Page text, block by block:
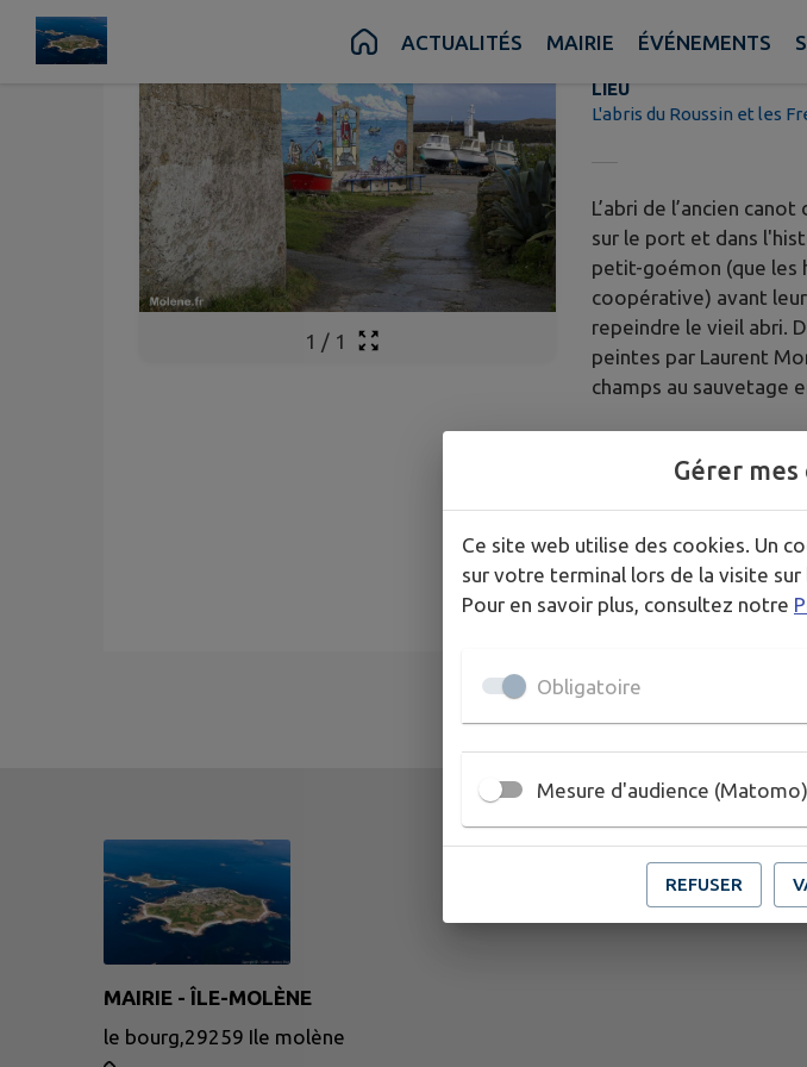
Contenu Pied de page
ACTUALITÉS MAIRIE ÉVÉNEMENTS
1 / 1
LIEU
L'abris du Roussin et les
L’abri de l’ancien
sur le port et dans
petit-goémon (que les
coopérative) avant
repeindre le vieil abri.
peintes par Laurent
champs au sauvetage
MAIRIE - ÎLE-MOLÈNE
le bourg,29259 Ile molène
Gérer mes
Ce site web utilise des cookies. Un
sur votre terminal lors de la visite sur
Pour en savoir plus, consultez notre
Obligatoire
Mesure d'audience (Matomo)
REFUSER